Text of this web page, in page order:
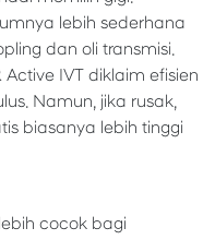
lebih sederhana
dan oli transmisi.
IVT diklaim efisien
Namun, jika rusak,
biasanya lebih tinggi
cocok bagi